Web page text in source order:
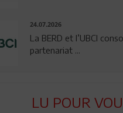
24.07.2026
La BERD et l’UBCI
partenariat ...
LU POUR